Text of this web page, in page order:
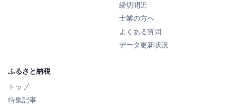
締切間近
士業の方へ
よくある質問
データ更新状況
ふるさと納税
トップ
特集記事